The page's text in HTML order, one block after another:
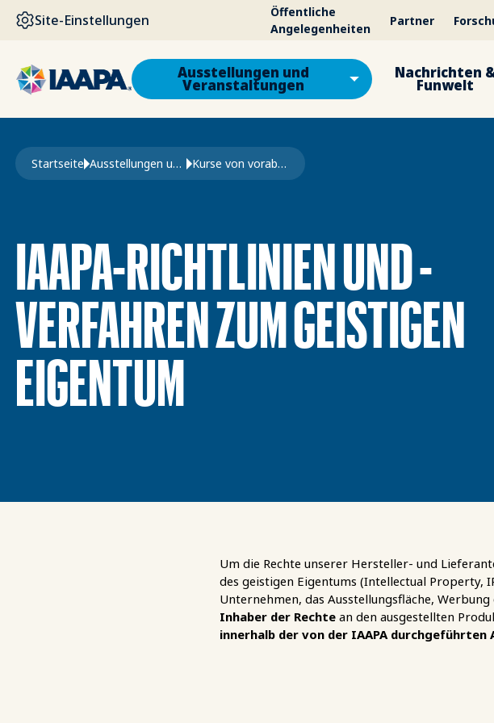
DIREKT ZUM INHALT
Site-Einstellungen
Öffentliche
Angelegenheiten
Partner
Ausstellungen und
Veranstaltungen
Nachrichten
Funwelt
Pfadnavigation
Startseite Ausstellungen und Veranstaltungen Kurse von vorab genehmigten Anbietern
IAAPA-RICHTLINIEN UND -
VERFAHREN ZUM GEISTIGEN
EIGENTUM
Um die Rechte unserer Hersteller- und
des geistigen Eigentums (Intellectual Property,
Unternehmen, das Ausstellungsfläche,
Inhaber der Rechte an den ausgestellten
innerhalb der von der IAAPA